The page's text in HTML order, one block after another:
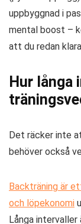
uppbyggnad i
mental boost –
att du redan
Hur långa
Det räcker inte
behöver också
Backträning är
och löpekonomi
Långa